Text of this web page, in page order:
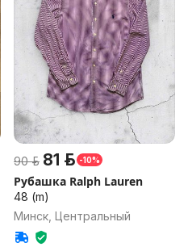
90 р. 81 р. -10%
Рубашка Ralph Lauren
48 (m)
Минск, Центральный